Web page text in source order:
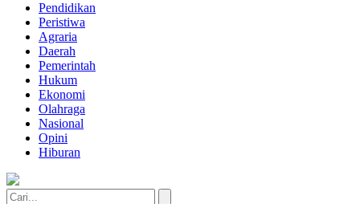
Pendidikan
Peristiwa
Agraria
Daerah
Pemerintah
Hukum
Ekonomi
Olahraga
Nasional
Opini
Hiburan